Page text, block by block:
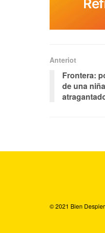
Anteriot
Frontera:
de una
© 2021 Bien